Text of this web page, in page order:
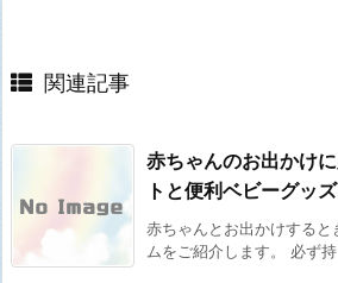
関連記事
赤ちゃんのお出かけ
トと便利ベビーグッズ
赤ちゃんとお出かけする
ムをご紹介します。 必ず